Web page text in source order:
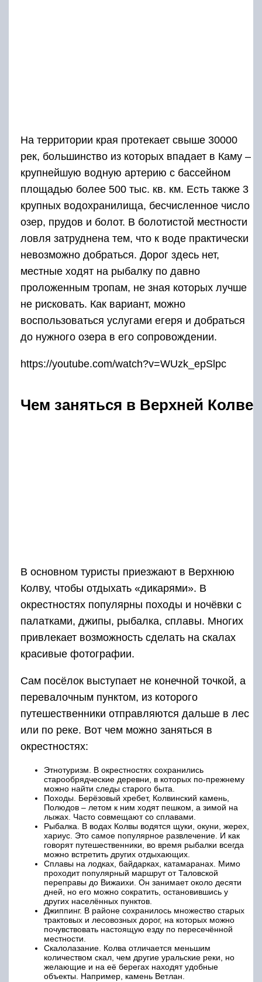
На территории края протекает свыше 30000
рек, большинство из которых впадает в Каму –
крупнейшую водную артерию с бассейном
площадью более 500 тыс. кв. км. Есть также 3
крупных водохранилища, бесчисленное число
озер, прудов и болот. В болотистой местности
ловля затруднена тем, что к воде практически
невозможно добраться. Дорог здесь нет,
местные ходят на рыбалку по давно
проложенным тропам, не зная которых лучше
не рисковать. Как вариант, можно
воспользоваться услугами егеря и добраться
до нужного озера в его сопровождении.
https://youtube.com/watch?v=WUzk_epSlpc
Чем заняться в Верхней Колве
В основном туристы приезжают в Верхнюю
Колву, чтобы отдыхать «дикарями». В
окрестностях популярны походы и ночёвки с
палатками, джипы, рыбалка, сплавы. Многих
привлекает возможность сделать на скалах
красивые фотографии.
Сам посёлок выступает не конечной точкой, а
перевалочным пунктом, из которого
путешественники отправляются дальше в лес
или по реке. Вот чем можно заняться в
окрестностях:
Этнотуризм. В окрестностях сохранились
старообрядческие деревни, в которых по-прежнему
можно найти следы старого быта.
Походы. Берёзовый хребет, Колвинский камень,
Полюдов – летом к ним ходят пешком, а зимой на
лыжах. Часто совмещают со сплавами.
Рыбалка. В водах Колвы водятся щуки, окуни, жерех,
хариус. Это самое популярное развлечение. И как
говорят путешественники, во время рыбалки всегда
можно встретить других отдыхающих.
Сплавы на лодках, байдарках, катамаранах. Мимо
проходит популярный маршрут от Таловской
переправы до Вижаихи. Он занимает около десяти
дней, но его можно сократить, остановившись у
других населённых пунктов.
Джиппинг. В районе сохранилось множество старых
трактовых и лесовозных дорог, на которых можно
почувствовать настоящую езду по пересечённой
местности.
Скалолазание. Колва отличается меньшим
количеством скал, чем другие уральские реки, но
желающие и на её берегах находят удобные
объекты. Например, камень Ветлан.